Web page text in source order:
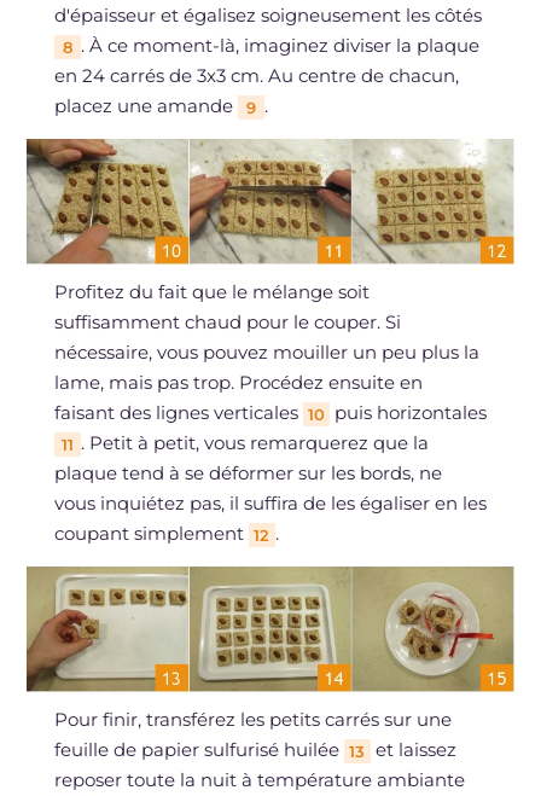
d'épaisseur et égalisez soigneusement les côtés
8 . À ce moment-là, imaginez diviser la plaque
en 24 carrés de 3x3 cm. Au centre de chacun,
placez une amande
9 .
Profitez du fait que le mélange soit
suffisamment chaud pour le couper. Si
nécessaire, vous pouvez mouiller un peu plus la
lame, mais pas trop. Procédez ensuite en
faisant des lignes verticales 10 puis horizontales
11 . Petit à petit, vous remarquerez que la
plaque tend à se déformer sur les bords, ne
vous inquiétez pas, il suffira de les égaliser en les
coupant simplement 12 .
Pour finir, transférez les petits carrés sur une
feuille de papier sulfurisé huilée 13
et laissez
reposer toute la nuit à température ambiante